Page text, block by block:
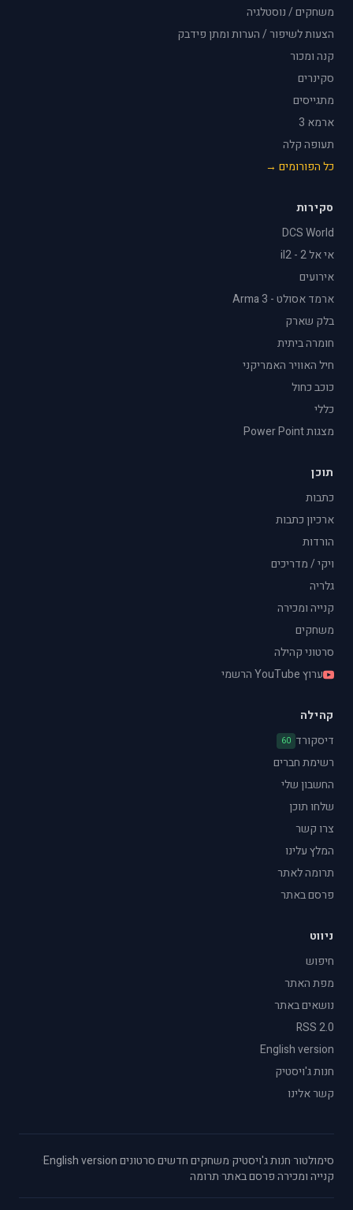
משחקים / נוסטלגיה
הצעות לשיפור / הערות ומתן פידבק
קנה ומכור
סקינרים
מתגייסים
ארמא 3
תעופה קלה
כל הפורומים →
סקירות
DCS World
אי אל 2 - il2
אירועים
ארמד אסולט - Arma 3
בלק שארק
חומרה ביתית
חיל האוויר האמריקני
כוכב כחול
כללי
מצגות Power Point
תוכן
כתבות
ארכיון כתבות
הורדות
ויקי / מדריכים
גלריה
קנייה ומכירה
משחקים
סרטוני קהילה
ערוץ YouTube הרשמי
קהילה
דיסקורד 60
רשימת חברים
החשבון שלי
שלחו תוכן
צרו קשר
המלץ עלינו
תרומה לאתר
פרסם באתר
ניווט
חיפוש
מפת האתר
נושאים באתר
RSS 2.0
English version
חנות ג'ויסטיק
קשר אלינו
סימולטור·חנות ג'ויסטיק·משחקים חדשים·סרטונים·
English version
·
קנייה ומכירה·פרסם באתר·תרומה